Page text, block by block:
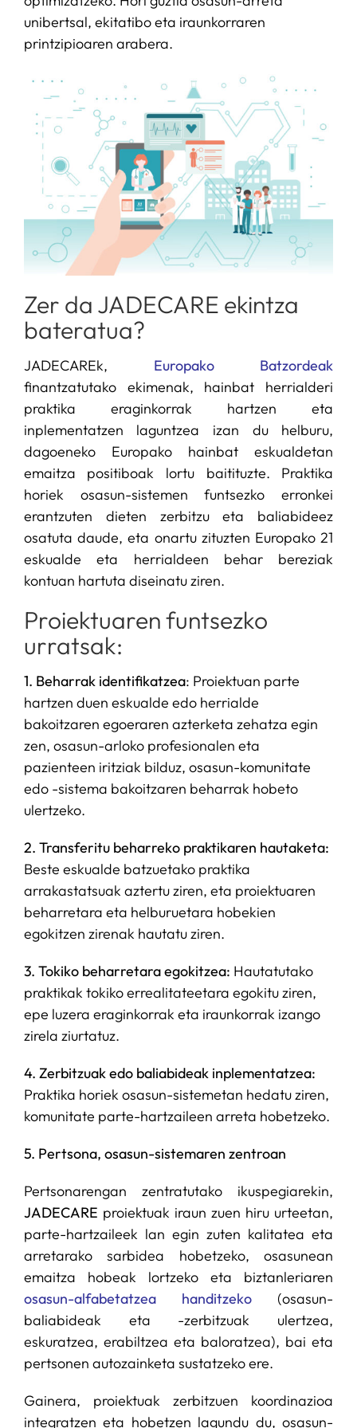
unibertsal, ekitatibo eta iraunkorraren
printzipioaren arabera.
Zer da JADECARE ekintza
bateratua?
JADECAREk, Europako Batzordeak
finantzatutako ekimenak, hainbat herrialderi
praktika eraginkorrak hartzen eta
inplementatzen laguntzea izan du helburu,
dagoeneko Europako hainbat eskualdetan
emaitza positiboak lortu baitituzte. Praktika
horiek osasun-sistemen funtsezko erronkei
erantzuten dieten zerbitzu eta baliabideez
osatuta daude, eta onartu zituzten Europako 21
eskualde eta herrialdeen behar bereziak
kontuan hartuta diseinatu ziren.
Proiektuaren funtsezko
urratsak:
1. Beharrak identifikatzea: Proiektuan parte
hartzen duen eskualde edo herrialde
bakoitzaren egoeraren azterketa zehatza egin
zen, osasun-arloko profesionalen eta
pazienteen iritziak bilduz, osasun-komunitate
edo -sistema bakoitzaren beharrak hobeto
ulertzeko.
2. Transferitu beharreko praktikaren hautaketa:
Beste eskualde batzuetako praktika
arrakastatsuak aztertu ziren, eta proiektuaren
beharretara eta helburuetara hobekien
egokitzen zirenak hautatu ziren.
3. Tokiko beharretara egokitzea: Hautatutako
praktikak tokiko errealitateetara egokitu ziren,
epe luzera eraginkorrak eta iraunkorrak izango
zirela ziurtatuz.
4. Zerbitzuak edo baliabideak inplementatzea:
Praktika horiek osasun-sistemetan hedatu ziren,
komunitate parte-hartzaileen arreta hobetzeko.
5. Pertsona, osasun-sistemaren zentroan
Pertsonarengan zentratutako ikuspegiarekin,
JADECARE proiektuak iraun zuen hiru urteetan,
parte-hartzaileek lan egin zuten kalitatea eta
arretarako sarbidea hobetzeko, osasunean
emaitza hobeak lortzeko eta biztanleriaren
osasun-alfabetatzea handitzeko (osasun-
baliabideak eta -zerbitzuak ulertzea,
eskuratzea, erabiltzea eta baloratzea), bai eta
pertsonen autozainketa sustatzeko ere.
Gainera, proiektuak zerbitzuen koordinazioa
integratzen eta hobetzen lagundu du, osasun-